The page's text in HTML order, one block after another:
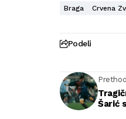
Braga Crvena
Podeli
Šarić